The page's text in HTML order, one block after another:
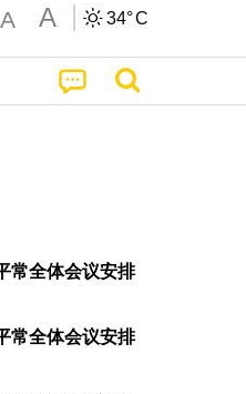
A A 34°C
常全体会议安排
常全体会议安排